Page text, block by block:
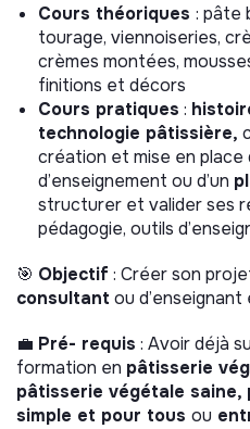
Cours théoriques : pâte
tourage, viennoiseries,
crèmes montées,
finitions et décors
Cours pratiques :
technologie pâtissière,
création et mise en place
d’enseignement ou d’un
structurer et valider ses
pédagogie, outils
🎯 Objectif : Créer son
consultant ou
💼 Pré- requis : Avoir déjà
formation en pâtisserie
pâtisserie végétale saine,
simple et pour tous ou